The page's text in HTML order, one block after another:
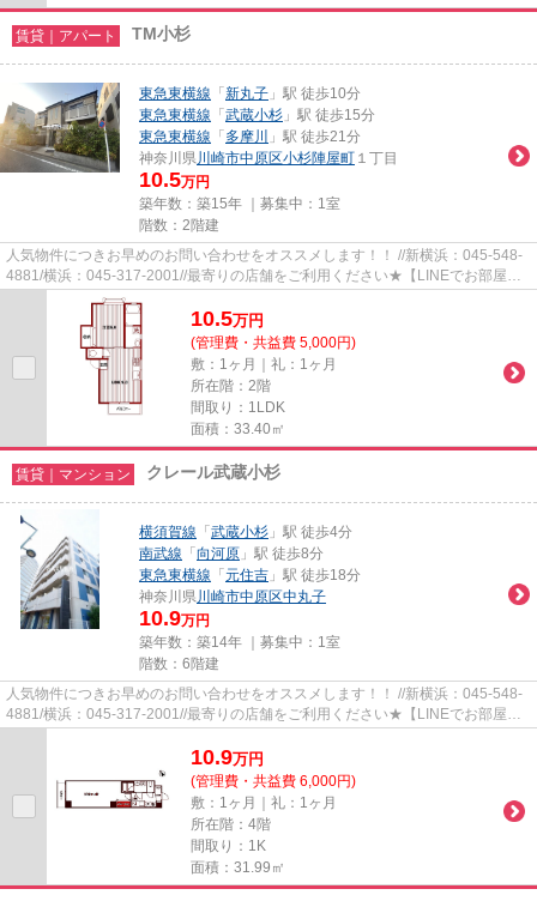
賃貸｜アパート TM小杉
東急東横線 「 新丸子 」駅 徒歩10分
東急東横線 「 武蔵小杉 」駅 徒歩15分
東急東横線 「 多摩川
」駅 徒歩21分
神奈川県川崎市中原区小杉陣屋町 １丁目
10.5万円
築年数：築15年 ｜募集中： 1室
階数：2階建
人気物件につきお早めのお問い合わせをオススメします！！ //新横浜：045-548-
4881/横浜：045-317-2001//最寄りの店舗をご利用ください★【LINEでお部屋探
し】【初期費用分割払い】【19...
10.5万円
(管理費・共益費 5,000円)
敷：1ヶ月｜礼：1ヶ月
所在階：2階
間取り：1LDK
面積：33.40㎡
賃貸｜マンション クレール武蔵小杉
横須賀線 「 武蔵小杉 」駅 徒歩4分
南武線 「 向河原 」駅 徒歩8分
東急東横線 「 元住吉 」駅 徒歩18分
神奈川県川崎市中原区中丸子
10.9万円
築年数：築14年 ｜募集中： 1室
階数：6階建
人気物件につきお早めのお問い合わせをオススメします！！ //新横浜：045-548-
4881/横浜：045-317-2001//最寄りの店舗をご利用ください★【LINEでお部屋探
10.9万円
(管理費・共益費 6,000円)
敷：1ヶ月｜礼：1ヶ月
所在階：4階
間取り：1K
面積：31.99㎡